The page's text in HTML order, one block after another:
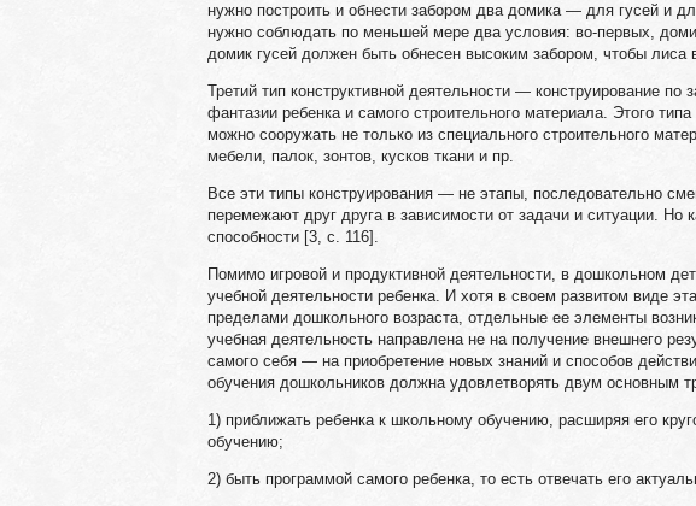
нужно построить и обнести забором два домика — для гусей и
нужно соблюдать по меньшей мере два условия: во-первых,
домик гусей должен быть обнесен высоким забором, чтобы лиса
Третий тип конструктивной деятельности — конструирование по
фантазии ребенка и самого строительного материала. Этого
можно сооружать не только из специального строительного
мебели, палок, зонтов, кусков ткани и пр.
Все эти типы конструирования — не этапы, последовательно
перемежают друг друга в зависимости от задачи и ситуации. Но
способности [3, с. 116].
Помимо игровой и продуктивной деятельности, в дошкольном
учебной деятельности ребенка. И хотя в своем развитом виде
пределами дошкольного возраста, отдельные ее элементы
учебная деятельность направлена не на получение внешнего
самого себя — на приобретение новых знаний и способов
обучения дошкольников должна удовлетворять двум основным
1) приближать ребенка к школьному обучению, расширяя его
обучению;
2) быть программой самого ребенка, то есть отвечать его